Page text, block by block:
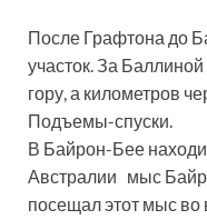
После Графтона до
участок. За
гору, а километров
Подъемы-спуски.
В Байрон-Бее
Австралии мыс
посещал этот мыс во